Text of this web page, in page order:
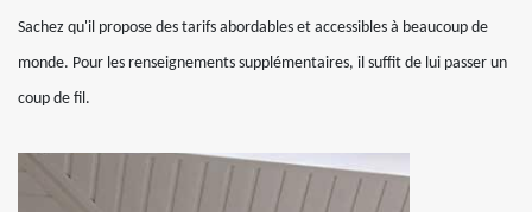
Sachez qu'il propose des tarifs abordables et accessibles à beaucoup de
monde. Pour les renseignements supplémentaires, il suffit de lui passer un
coup de fil.